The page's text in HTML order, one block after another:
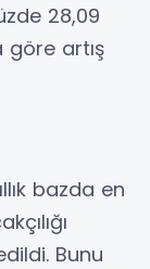
28,09
göre artış
bazda en
Bunu